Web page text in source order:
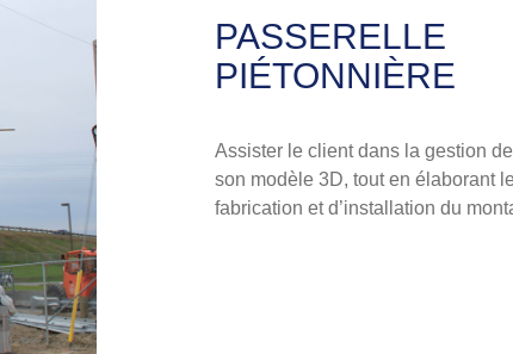
PASSERELLE
PIÉTONNIÈRE
Assister le client dans la gestion
son modèle 3D, tout en élaborant
fabrication et d’installation du